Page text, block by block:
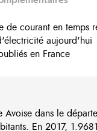
de courant en temps
aujourd'hui
en France
Avoise dans le
En 2017,